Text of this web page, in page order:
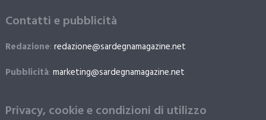
Contatti e pubblicità
Redazione: redazione@sardegnamagazine.net
Pubblicità: marketing@sardegnamagazine.net
Privacy, cookie e condizioni di utilizzo